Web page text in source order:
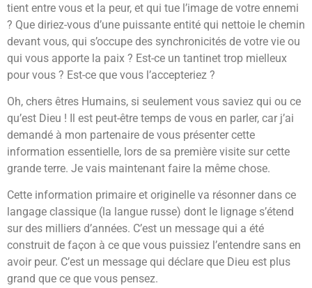
tient entre vous et la peur, et qui tue l’image de votre ennemi
? Que diriez-vous d’une puissante entité qui nettoie le chemin
devant vous, qui s’occupe des synchronicités de votre vie ou
qui vous apporte la paix ? Est-ce un tantinet trop mielleux
pour vous ? Est-ce que vous l’accepteriez ?
Oh, chers êtres Humains, si seulement vous saviez qui ou ce
qu’est Dieu ! Il est peut-être temps de vous en parler, car j’ai
demandé à mon partenaire de vous présenter cette
information essentielle, lors de sa première visite sur cette
grande terre. Je vais maintenant faire la même chose.
Cette information primaire et originelle va résonner dans ce
langage classique (la langue russe) dont le lignage s’étend
sur des milliers d’années. C’est un message qui a été
construit de façon à ce que vous puissiez l’entendre sans en
avoir peur. C’est un message qui déclare que Dieu est plus
grand que ce que vous pensez.